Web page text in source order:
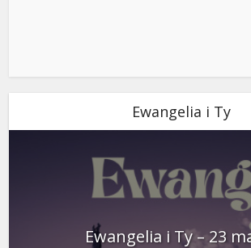
Ewangelia i Ty
Ewangelia i Ty – 23